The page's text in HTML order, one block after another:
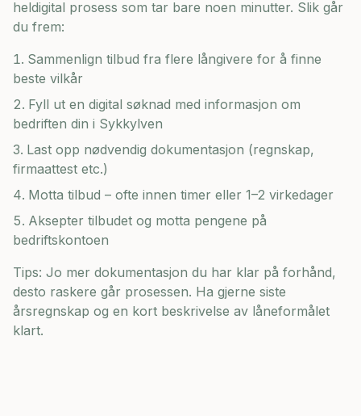
heldigital prosess som tar bare noen minutter. Slik går
du frem:
Sammenlign tilbud fra flere långivere for å finne
beste vilkår
Fyll ut en digital søknad med informasjon om
bedriften din i Sykkylven
Last opp nødvendig dokumentasjon (regnskap,
firmaattest etc.)
Motta tilbud – ofte innen timer eller 1–2 virkedager
Aksepter tilbudet og motta pengene på
bedriftskontoen
Tips: Jo mer dokumentasjon du har klar på forhånd,
desto raskere går prosessen. Ha gjerne siste
årsregnskap og en kort beskrivelse av låneformålet
klart.